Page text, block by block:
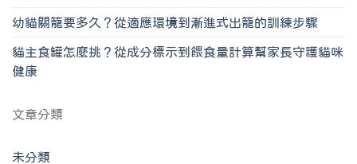
幼貓關籠要多久？從適應環境到漸進式出籠的訓練步驟
貓主食罐怎麼挑？從成分標示到餵食量計算幫家長守護貓咪
健康
文章分類
未分類